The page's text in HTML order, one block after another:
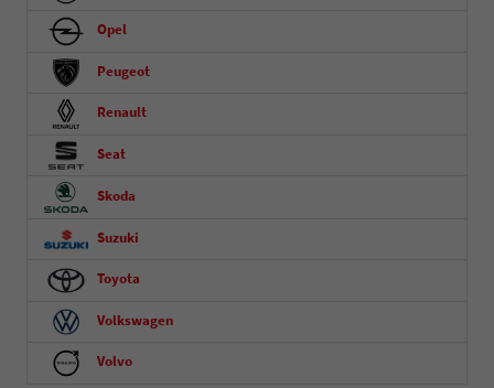
Opel
Peugeot
Renault
Seat
Skoda
Suzuki
Toyota
Volkswagen
Volvo